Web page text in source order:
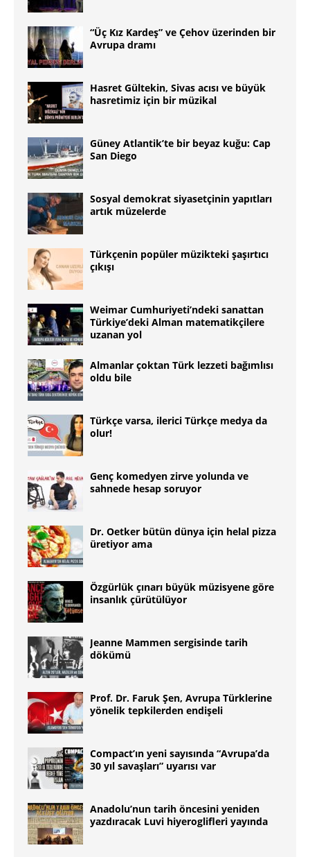
“Üç Kız Kardeş” ve Çehov üzerinden bir
Avrupa dramı
Hasret Gültekin, Sivas acısı ve büyük
hasretimiz için bir müzikal
Güney Atlantikʼte bir beyaz kuğu: Cap
San Diego
Sosyal demokrat siyasetçinin yapıtları
artık müzelerde
Türkçenin popüler müzikteki şaşırtıcı
çıkışı
Weimar Cumhuriyeti’ndeki sanattan
Türkiye’deki Alman matematikçilere
uzanan yol
Almanlar çoktan Türk lezzeti bağımlısı
oldu bile
Türkçe varsa, ilerici Türkçe medya da
olur!
Genç komedyen zirve yolunda ve
sahnede hesap soruyor
Dr. Oetker bütün dünya için helal pizza
üretiyor ama
Özgürlük çınarı büyük müzisyene göre
insanlık çürütülüyor
Jeanne Mammen sergisinde tarih
dökümü
Prof. Dr. Faruk Şen, Avrupa Türklerine
yönelik tepkilerden endişeli
Compact’ın yeni sayısında “Avrupa’da
30 yıl savaşları” uyarısı var
Anadolu’nun tarih öncesini yeniden
yazdıracak Luvi hiyeroglifleri yayında